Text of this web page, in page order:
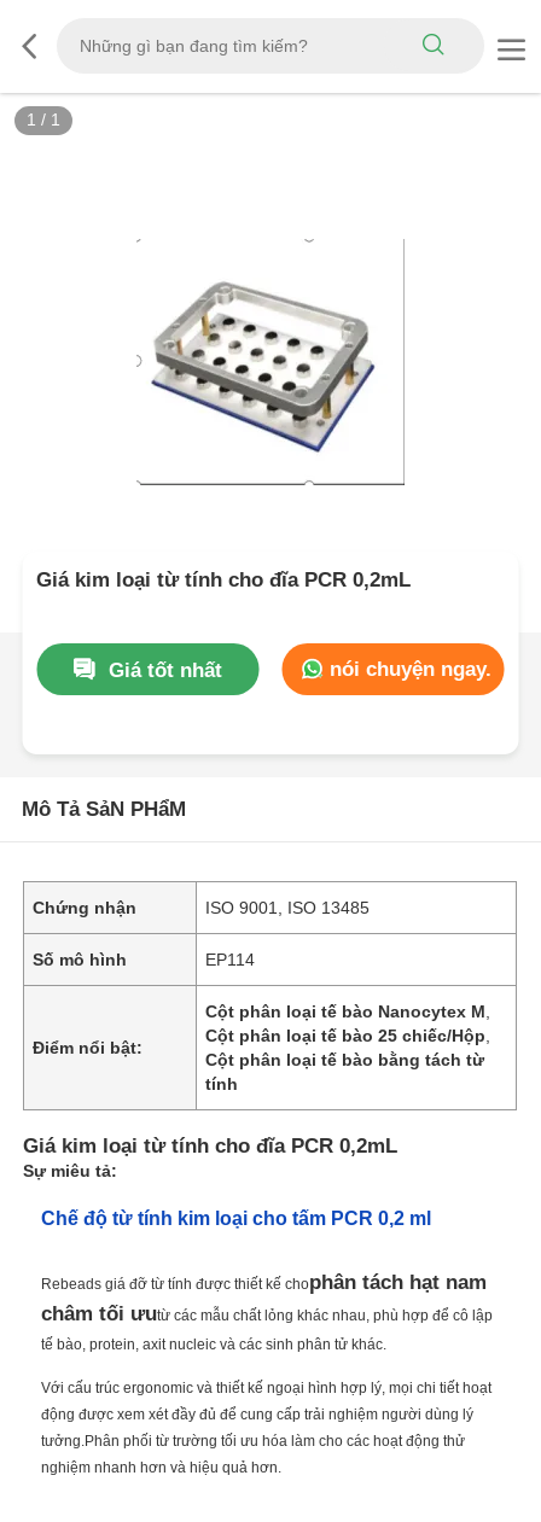
1 / 1
Giá kim loại từ tính cho đĩa PCR 0,2mL
Giá tốt nhất nói chuyện ngay.
Mô Tả SảN PHẩM
Chứng nhận ISO 9001, ISO 13485
Số mô hình EP114
Điểm nổi bật:
Cột phân loại tế bào Nanocytex M
Cột phân loại tế bào 25 chiếc/Hộp
Cột phân loại tế bào bằng tách từ
tính
Giá kim loại từ tính cho đĩa PCR 0,2mL
Sự miêu tả:
Chế độ từ tính kim loại cho tấm PCR 0,2 ml
Rebeads giá đỡ từ tính được thiết kế chophân tách hạt nam
châm tối ưutừ các mẫu chất lỏng khác nhau, phù hợp để cô lập
tế bào, protein, axit nucleic và các sinh phân tử khác.
Với cấu trúc ergonomic và thiết kế ngoại hình hợp lý, mọi chi tiết hoạt
động được xem xét đầy đủ để cung cấp trải nghiệm người dùng lý
tưởng.Phân phối từ trường tối ưu hóa làm cho các hoạt động thử
nghiệm nhanh hơn và hiệu quả hơn.